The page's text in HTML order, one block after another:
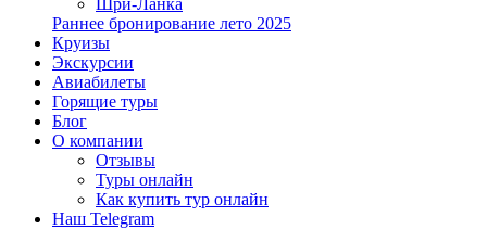
Шри-Ланка
Раннее бронирование лето 2025
Круизы
Экскурсии
Авиабилеты
Горящие туры
Блог
О компании
Отзывы
Туры онлайн
Как купить тур онлайн
Наш Telegram